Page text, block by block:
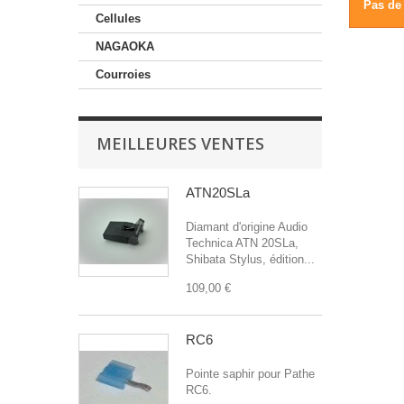
Cellules
NAGAOKA
Courroies
MEILLEURES VENTES
ATN20SLa
Diamant d'origine Audio
Technica ATN 20SLa,
Shibata Stylus, édition...
109,00 €
RC6
Pointe saphir pour Pathe
RC6.
Pas